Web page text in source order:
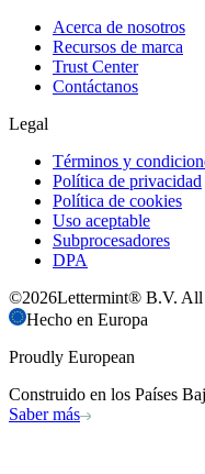
Acerca de nosotros
Recursos de marca
Trust Center
Contáctanos
Legal
Términos y
Política de privacidad
Política de cookies
Uso aceptable
Subprocesadores
DPA
©2026Lettermint® B.V. All
Hecho en Europa
Proudly European
Construido en los Países
Saber más